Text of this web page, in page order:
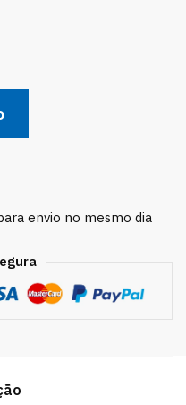
envio no mesmo dia